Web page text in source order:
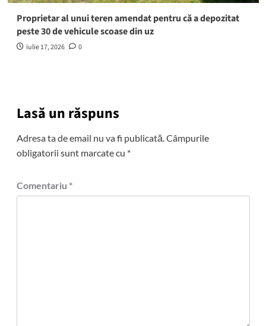
Proprietar al unui teren amendat pentru că a depozitat
peste 30 de vehicule scoase din uz
iulie 17, 2026 0
Lasă un răspuns
Adresa ta de email nu va fi publicată. Câmpurile
obligatorii sunt marcate cu *
Comentariu *